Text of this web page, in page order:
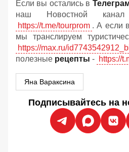
Если вы остались в
наш Новостной
https://t.me/tourprom . А если
мы транслируем
https://max.ru/
полезные рецепты - https://
Яна Вараксина
Подписывайтесь на